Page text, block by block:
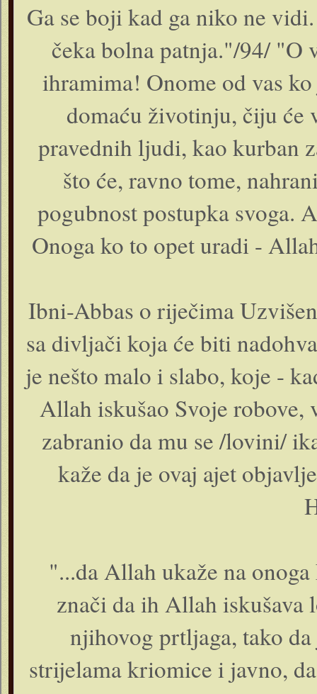
Ga se boji kad ga niko ne
čeka bolna patnja."/94/ "O
ihramima! Onome od vas
domaću životinju, čiju će
pravednih ljudi, kao kurban
što će, ravno tome,
pogubnost postupka svoga.
Onoga ko to opet uradi -
Ibni-Abbas o riječima
sa divljači koja će biti
je nešto malo i slabo, koje -
Allah iskušao Svoje
zabranio da mu se /lovini/
kaže da je ovaj ajet
"...da Allah ukaže na
znači da ih Allah
njihovog prtljaga, tako
strijelama kriomice i javno,